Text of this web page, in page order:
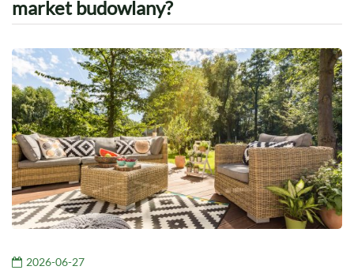
market budowlany?
2026-06-27